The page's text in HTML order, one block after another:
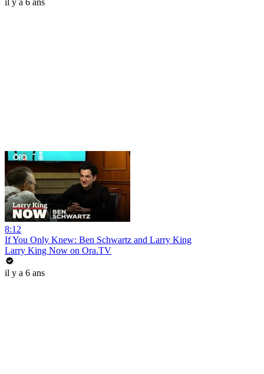
il y a 6 ans
8:12
If You Only Knew: Ben Schwartz and Larry King
Larry King Now on Ora.TV
il y a 6 ans